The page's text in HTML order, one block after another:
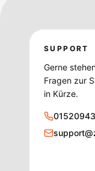
SUPPORT
Gerne
Fragen zur
in Kürze.